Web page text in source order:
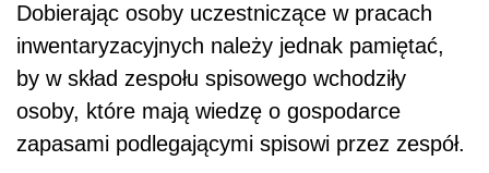
Dobierając osoby uczestniczące w pracach
inwentaryzacyjnych należy jednak pamiętać,
by w skład zespołu spisowego wchodziły
osoby, które mają wiedzę o gospodarce
zapasami podlegającymi spisowi przez zespół.